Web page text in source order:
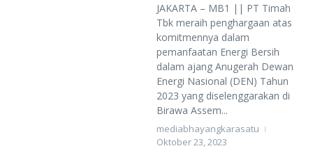
JAKARTA – MB1 || PT Timah
Tbk meraih penghargaan atas
komitmennya dalam
pemanfaatan Energi Bersih
dalam ajang Anugerah Dewan
Energi Nasional (DEN) Tahun
2023 yang diselenggarakan di
Birawa Assem...
mediabhayangkarasatu
Oktober 23, 2023